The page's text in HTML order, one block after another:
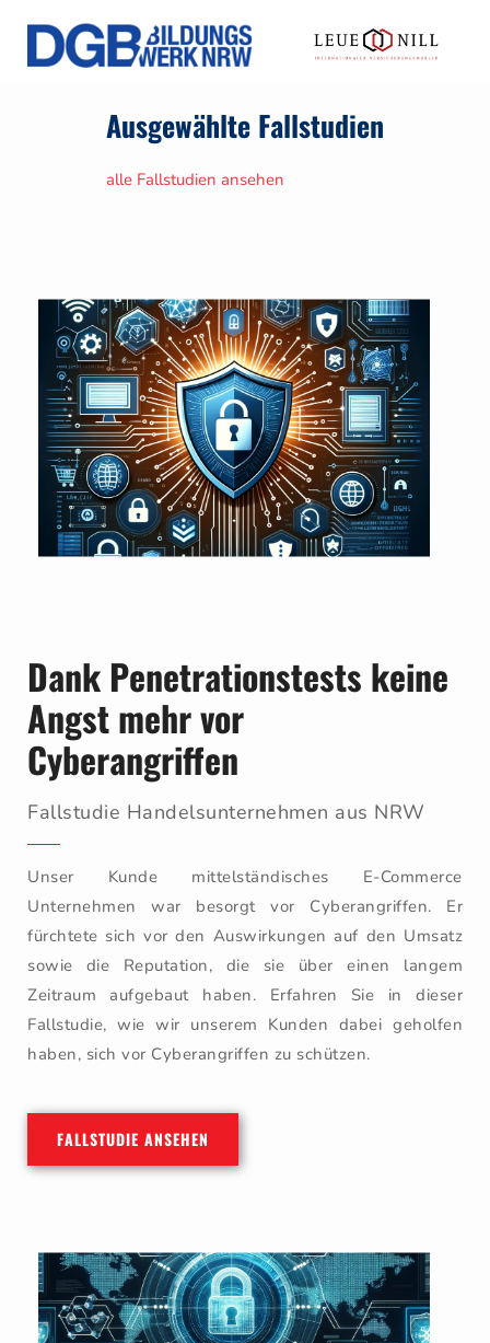
Ausgewählte Fallstudien
alle Fallstudien ansehen
Dank Penetrationstests keine
Angst mehr vor
Cyberangriffen
Fallstudie Handelsunternehmen aus NRW
Unser Kunde mittelständisches E-Commerce
Unternehmen war besorgt vor Cyberangriffen. Er
fürchtete sich vor den Auswirkungen auf den Umsatz
sowie die Reputation, die sie über einen langem
Zeitraum aufgebaut haben. Erfahren Sie in dieser
Fallstudie, wie wir unserem Kunden dabei geholfen
haben, sich vor Cyberangriffen zu schützen.
FALLSTUDIE ANSEHEN